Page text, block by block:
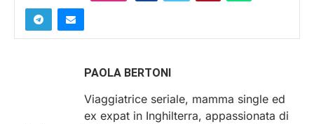
PAOLA BERTONI
Viaggiatrice seriale, mamma single ed
ex expat in Inghilterra, appassionata di